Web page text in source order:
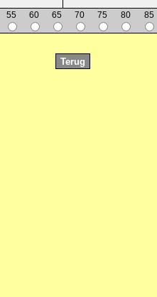
55 60 65 70 75 80 85